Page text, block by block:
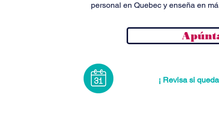
personal en Quebec y enseña en
¡ Revisa si